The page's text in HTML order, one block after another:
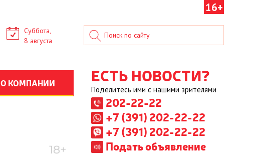
16+
Суббота,
8 августа
О КОМПАНИИ ЕСТЬ НОВОСТИ?
Поделитесь ими с нашими зрителями
202-22-22
+7 (391) 202-22-22
+7 (391) 202-22-22
Подать объявление